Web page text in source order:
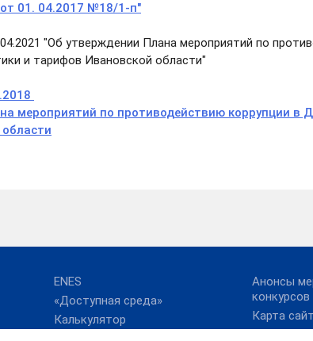
01. 04.2017 №18/1-п"
"Об утверждении Плана мероприятий по
и тарифов Ивановской области"
мероприятий по противодействию коррупции в
ENES
«Доступная среда»
Калькулятор
Анонсы
конкурсов
Карта